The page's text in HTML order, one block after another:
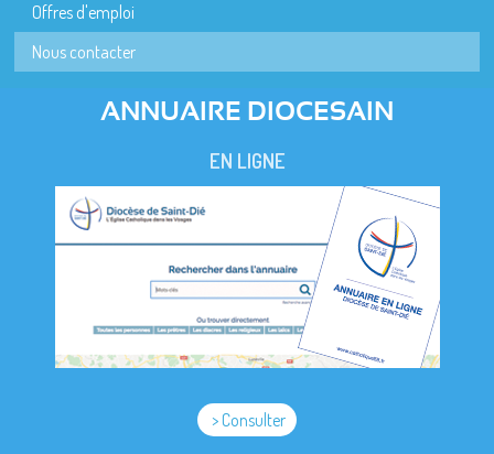
Offres d'emploi
Nous contacter
ANNUAIRE DIOCESAIN
EN LIGNE
> Consulter